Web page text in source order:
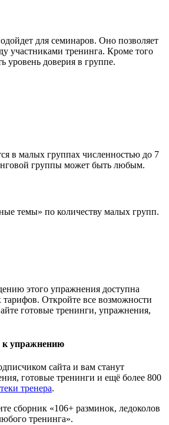
для семинаров. Оно позволяет
участниками тренинга. Кроме того
уровень доверия в группе.
в малых группах численностью до 7
группы может быть любым.
темы» по количеству малых групп.
этого упражнения доступна
Откройте все возможности
готовые тренинги, упражнения,
к упражнению
сайта и вам станут
готовые тренинги и ещё более 800
тренера.
сборник «106+ разминок, ледоколов
тренинга».